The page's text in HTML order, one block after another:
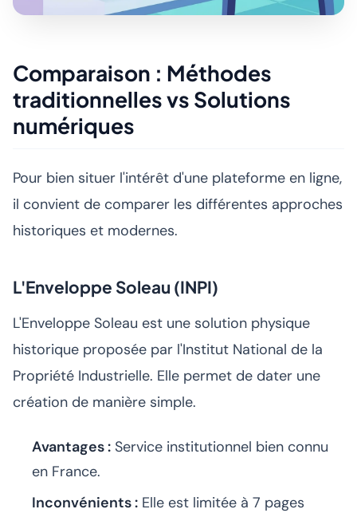
Comparaison : Méthodes
traditionnelles vs Solutions
numériques
Pour bien situer l'intérêt d'une plateforme en ligne,
il convient de comparer les différentes approches
historiques et modernes.
L'Enveloppe Soleau (INPI)
L'Enveloppe Soleau est une solution physique
historique proposée par l'Institut National de la
Propriété Industrielle. Elle permet de dater une
création de manière simple.
Avantages : Service institutionnel bien connu
en France.
Inconvénients : Elle est limitée à 7 pages